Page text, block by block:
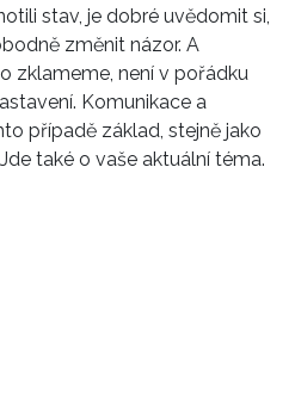
stav, je dobré uvědomit si,
změnit názor. A
zklameme, není v pořádku
Komunikace a
případě základ, stejně jako
také o vaše aktuální téma.